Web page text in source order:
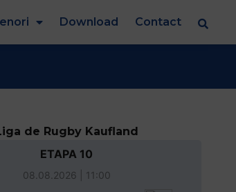
Download Contact
de Rugby Kaufland
ETAPA 10
08.08.2026 | 11:00